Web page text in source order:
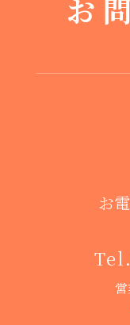
お
お
Tel.